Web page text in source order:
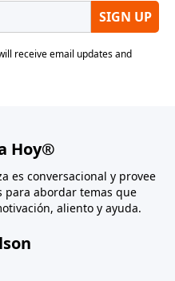
Hoy®
es conversacional y provee
para abordar temas que
aliento y ayuda.